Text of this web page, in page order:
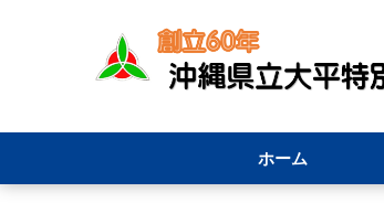
ホーム